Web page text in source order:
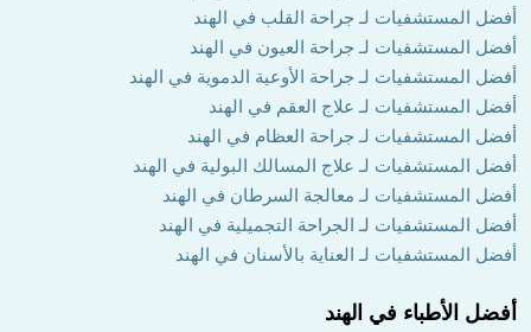
أفضل المستشفيات لـ جراحة القلب في الهند
أفضل المستشفيات لـ جراحة العيون في الهند
أفضل المستشفيات لـ جراحة الأوعية الدموية في الهند
أفضل المستشفيات لـ علاج العقم في الهند
أفضل المستشفيات لـ جراحة العظام في الهند
أفضل المستشفيات لـ علاج المسالك البولية في الهند
أفضل المستشفيات لـ معالجة السرطان في الهند
أفضل المستشفيات لـ الجراحة التجميلية في الهند
أفضل المستشفيات لـ العناية بالأسنان في الهند
أفضل الأطباء في الهند